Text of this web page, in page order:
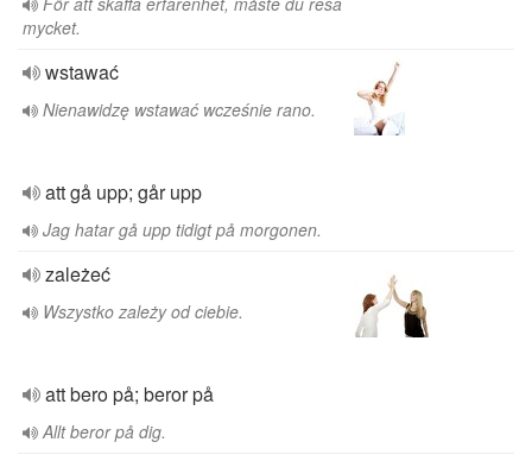
mycket.
wstawać
Nienawidzę wstawać wcześnie rano.
att gå upp; går upp
Jag hatar gå upp tidigt på morgonen.
zależeć
Wszystko zależy od ciebie.
att bero på; beror på
Allt beror på dig.